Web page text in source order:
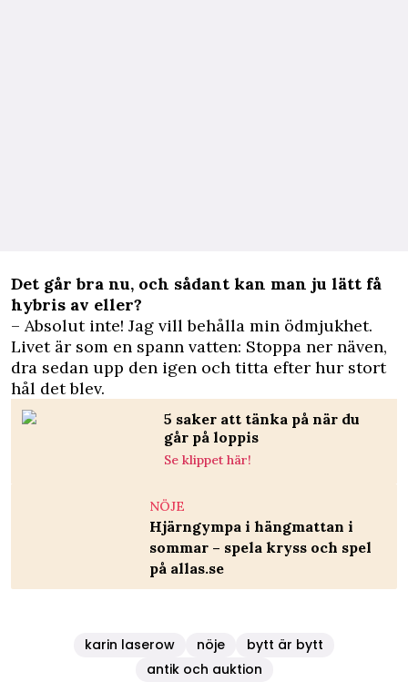
Det går bra nu, och sådant kan man ju lätt få
hybris av eller?
– Absolut inte! Jag vill behålla min ödmjukhet.
Livet är som en spann vatten: Stoppa ner näven,
dra sedan upp den igen och titta efter hur stort
hål det blev.
5 saker att tänka på när du
går på loppis
Se klippet här!
NÖJE
Hjärngympa i hängmattan i
sommar – spela kryss och spel
på allas.se
karin laserow nöje
bytt är bytt
antik och auktion